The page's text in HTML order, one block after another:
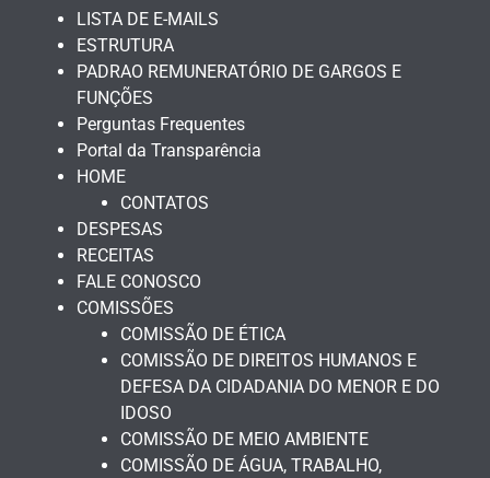
LISTA DE E-MAILS
ESTRUTURA
PADRAO REMUNERATÓRIO DE GARGOS E
FUNÇÕES
Perguntas Frequentes
Portal da Transparência
HOME
CONTATOS
DESPESAS
RECEITAS
FALE CONOSCO
COMISSÕES
COMISSÃO DE ÉTICA
COMISSÃO DE DIREITOS HUMANOS E
DEFESA DA CIDADANIA DO MENOR E DO
IDOSO
COMISSÃO DE MEIO AMBIENTE
COMISSÃO DE ÁGUA, TRABALHO,